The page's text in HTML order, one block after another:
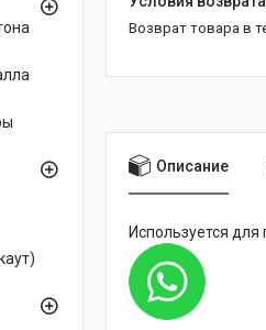
возврат товара в
Описание
Используется